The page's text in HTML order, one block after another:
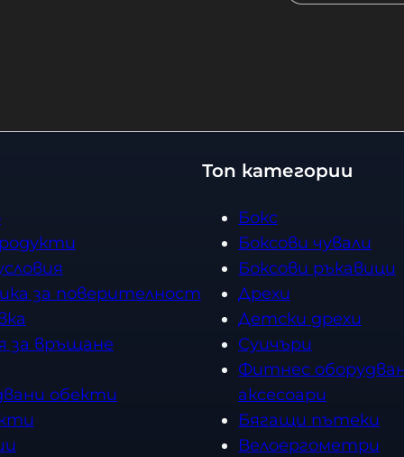
за поверителност
за връщане
обекти
Топ категории
Бокс
Боксови чували
Боксови ръкавици
Дрехи
Детски дрехи
Суичъри
Фитнес
аксесоари
Бягащи пътеки
Велоергометри